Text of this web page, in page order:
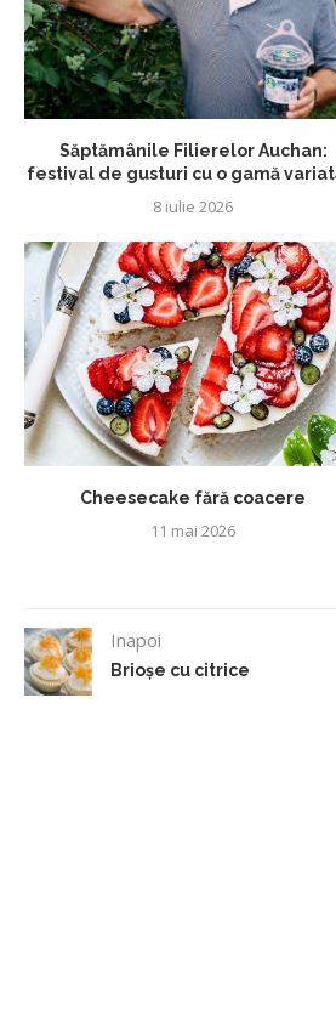
Săptămânile Filierelor Auchan:
festival de gusturi cu o gamă
8 iulie 2026
Cheesecake fără coacere
11 mai 2026
Inapoi
Brioșe cu citrice